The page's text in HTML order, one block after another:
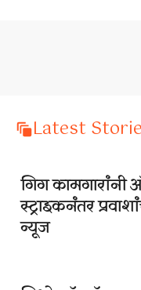
Latest
गिग
स्ट्राइकनंतर
न्यूज